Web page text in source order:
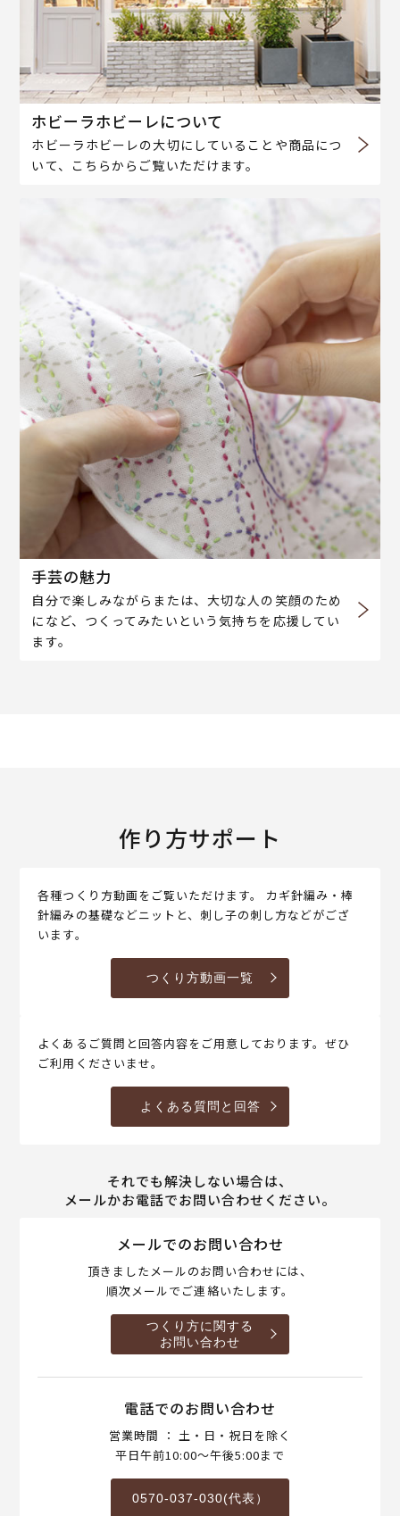
ホビーラホビーレについて
ホビーラホビーレの大切にしていることや商品につ
いて、こちらからご覧いただけます。
手芸の魅力
自分で楽しみながらまたは、大切な人の笑顔のため
になど、つくってみたいという気持ちを応援してい
ます。
作り方サポート
各種つくり方動画をご覧いただけます。 カギ針編み・棒
針編みの基礎などニットと、刺し子の刺し方などがござ
います。
つくり方動画一覧
よくあるご質問と回答内容をご用意しております。ぜひ
ご利用くださいませ。
よくある質問と回答
それでも解決しない場合は、
メールかお電話でお問い合わせください。
メールでのお問い合わせ
頂きましたメールのお問い合わせには、
順次メールでご連絡いたします。
つくり方に関する
お問い合わせ
電話でのお問い合わせ
営業時間 ： 土・日・祝日を除く
平日午前10:00～午後5:00まで
0570-037-030(代表）